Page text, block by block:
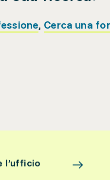
, Cerca una
l’ufficio